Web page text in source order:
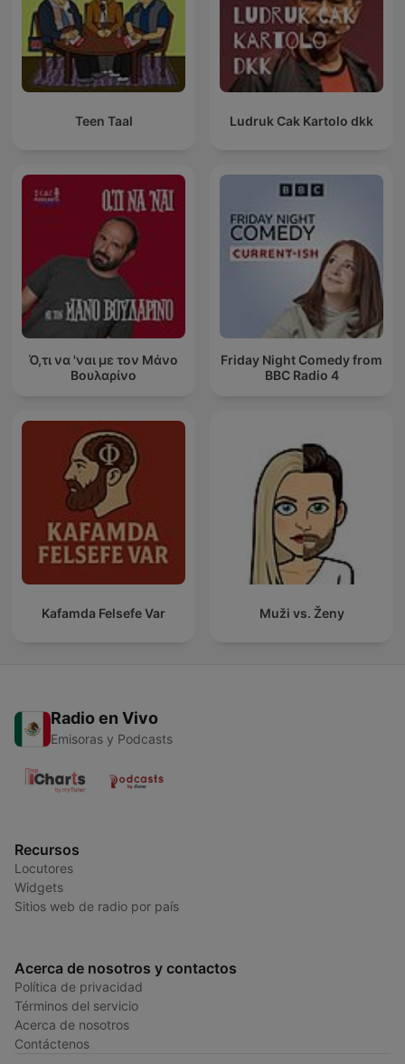
Teen Taal Ludruk Cak Kartolo dkk
Ό,τι να 'ναι με τον Μάνο
Βουλαρίνο
Friday Night Comedy from
BBC Radio 4
Kafamda Felsefe Var Muži vs. Ženy
Radio en Vivo
Emisoras y Podcasts
Recursos
Locutores
Widgets
Sitios web de radio por país
Acerca de nosotros y contactos
Política de privacidad
Términos del servicio
Acerca de nosotros
Contáctenos